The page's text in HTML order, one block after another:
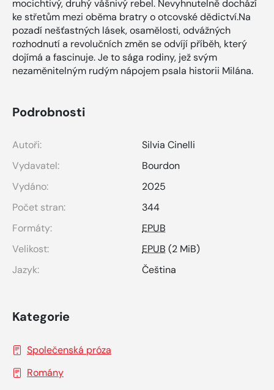
mocichtivý, druhý vášnivý rebel. Nevyhnutelně dochází
ke střetům mezi oběma bratry o otcovské dědictví.Na
pozadí nešťastných lásek, osamělosti, odvážných
rozhodnutí a revolučních změn se odvíjí příběh, který
dojímá a fascinuje. Je to sága rodiny, jež svým
nezaměnitelným rudým nápojem psala historii Milána.
Podrobnosti
Autoři:
Silvia Cinelli
Vydavatel:
Bourdon
Vydáno:
2025
Počet stran:
344
Formáty:
EPUB
Velikost:
EPUB (2 MiB)
Jazyk:
Čeština
Kategorie
Společenská próza
Romány